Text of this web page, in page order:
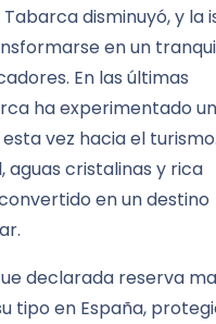
disminuyó, y la
en un
En las últimas
ha experimentado un
vez hacia el
aguas cristalinas y rica
en un destino
declarada reserva
tipo en España,